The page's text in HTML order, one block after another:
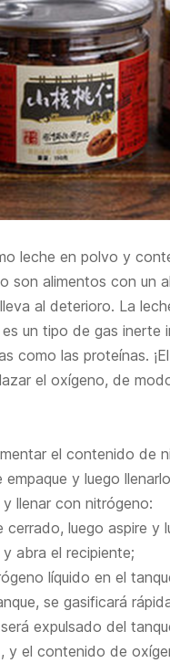
leche en polvo y
son alimentos con un
al deterioro. La
un tipo de gas inerte
como las proteínas.
el oxígeno, de
el contenido de
y luego
llenar con nitrógeno:
luego aspire y
abra el recipiente;
líquido en el
se gasificará
expulsado del
el contenido de